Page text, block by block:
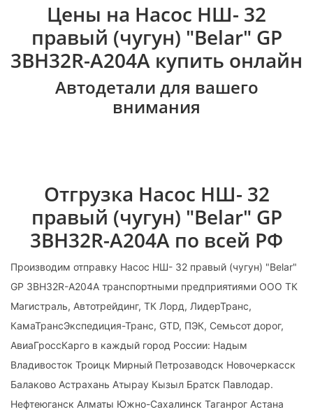
Цены на Насос НШ- 32
правый (чугун) "Belar" GP
3BH32R-А204А купить онлайн
Автодетали для вашего
внимания
Отгрузка Насос НШ- 32
правый (чугун) "Belar" GP
3BH32R-А204А по всей РФ
Производим отправку Насос НШ- 32 правый (чугун) "Belar"
GP 3BH32R-А204А транспортными предприятиями ООО ТК
Магистраль, Автотрейдинг, ТК Лорд, ЛидерТранс,
КамаТрансЭкспедиция-Транс, GTD, ПЭК, Семьсот дорог,
АвиаГроссКарго в каждый город России: Надым
Владивосток Троицк Мирный Петрозаводск Новочеркасск
Балаково Астрахань Атырау Кызыл Братск Павлодар.
Нефтеюганск Алматы Южно-Сахалинск Таганрог Астана